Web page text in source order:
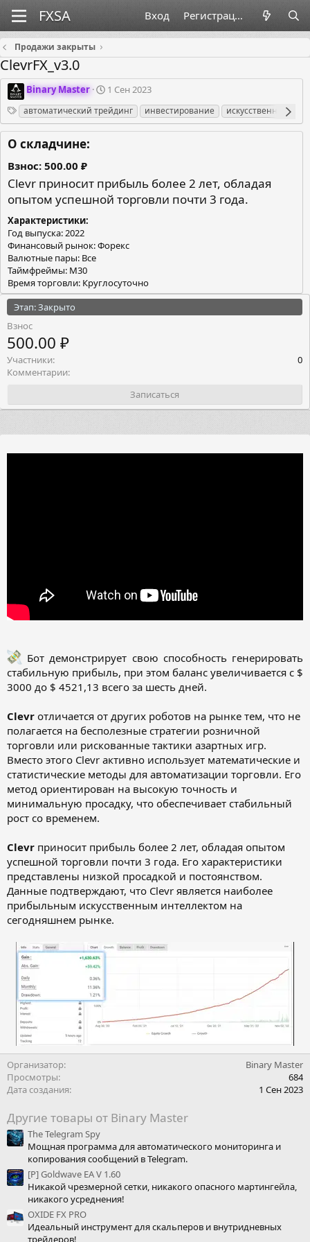
Вход Регистрация
Продажи закрыты
ClevrFX_v3.0
О
г
а
н
и
з
т
о
Binary Master
Д
т
а
а
н
1 Сен 2023
Теги
автоматический трейдинг инвестирование искусственный
О складчине:
Взнос 500.00 ₽
Clevr приносит прибыль более 2 лет, обладая
опытом успешной торговли почти 3 года.
Характеристики
Год выпуска: 2022
Финансовый рынок: Форекс
Валютные пары: Все
Таймфреймы: M30
Время торговли: Круглосуточно
Этап: Закрыто
Взнос
500.00 ₽
Участники
0
Комментарии
Записаться
Бот демонстрирует свою способность генерировать
стабильную прибыль, при этом баланс увеличивается с $
3000 до $ 4521,13 всего за шесть дней.
Clevr отличается от других роботов на рынке тем, что не
полагается на бесполезные стратегии розничной
торговли или рискованные тактики азартных игр.
Вместо этого Clevr активно использует математические и
статистические методы для автоматизации торговли. Его
метод ориентирован на высокую точность и
минимальную просадку, что обеспечивает стабильный
рост со временем.
Clevr приносит прибыль более 2 лет, обладая опытом
успешной торговли почти 3 года. Его характеристики
представлены низкой просадкой и постоянством.
Данные подтверждают, что Clevr является наиболее
прибыльным искусственным интеллектом на
сегодняшнем рынке.
Организатор
Binary Master
Просмотры
684
Дата создания
1 Сен 2023
Другие товары от Binary Master
The Telegram Spy
Мощная программа для автоматического мониторинга и
копирования сообщений в Telegram.
[Р] Goldwave EA V 1.60
Никакой чрезмерной сетки, никакого опасного мартингейла,
никакого усреднения!
OXIDE FX PRO
Идеальный инструмент для скальперов и внутридневных
трейдеров!